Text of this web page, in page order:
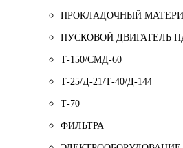
ПРОКЛАДОЧНЫЙ
ПУСКОВОЙ ДВИГАТЕЛЬ
Т-150/СМД-60
Т-25/Д-21/Т-40/Д-144
Т-70
ФИЛЬТРА